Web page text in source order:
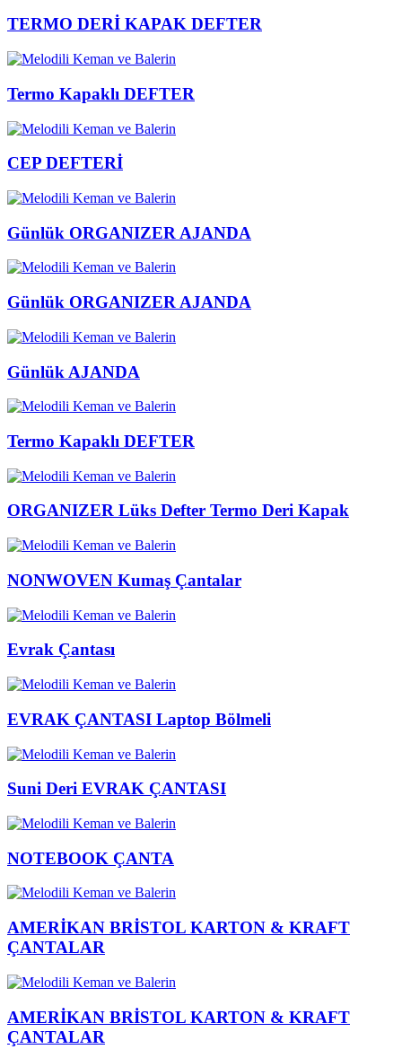
TERMO DERİ KAPAK DEFTER
Termo Kapaklı DEFTER
CEP DEFTERİ
Günlük ORGANIZER AJANDA
Günlük ORGANIZER AJANDA
Günlük AJANDA
Termo Kapaklı DEFTER
ORGANIZER Lüks Defter Termo Deri Kapak
NONWOVEN Kumaş Çantalar
Evrak Çantası
EVRAK ÇANTASI Laptop Bölmeli
Suni Deri EVRAK ÇANTASI
NOTEBOOK ÇANTA
AMERİKAN BRİSTOL KARTON & KRAFT
ÇANTALAR
AMERİKAN BRİSTOL KARTON & KRAFT
ÇANTALAR